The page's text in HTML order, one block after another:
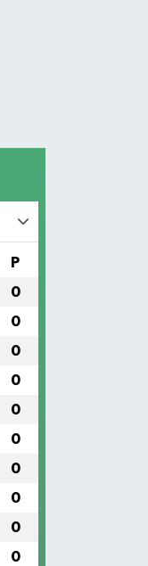
P
0
0
0
0
0
0
0
0
0
0